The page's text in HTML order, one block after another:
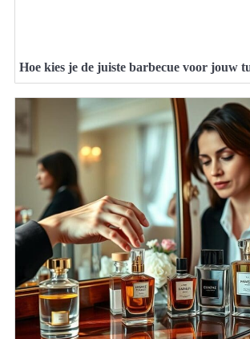
Hoe kies je de juiste barbecue voor jouw